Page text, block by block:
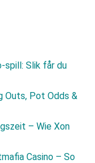
Slik får du
Outs, Pot Odds &
– Wie Xon
Casino – So